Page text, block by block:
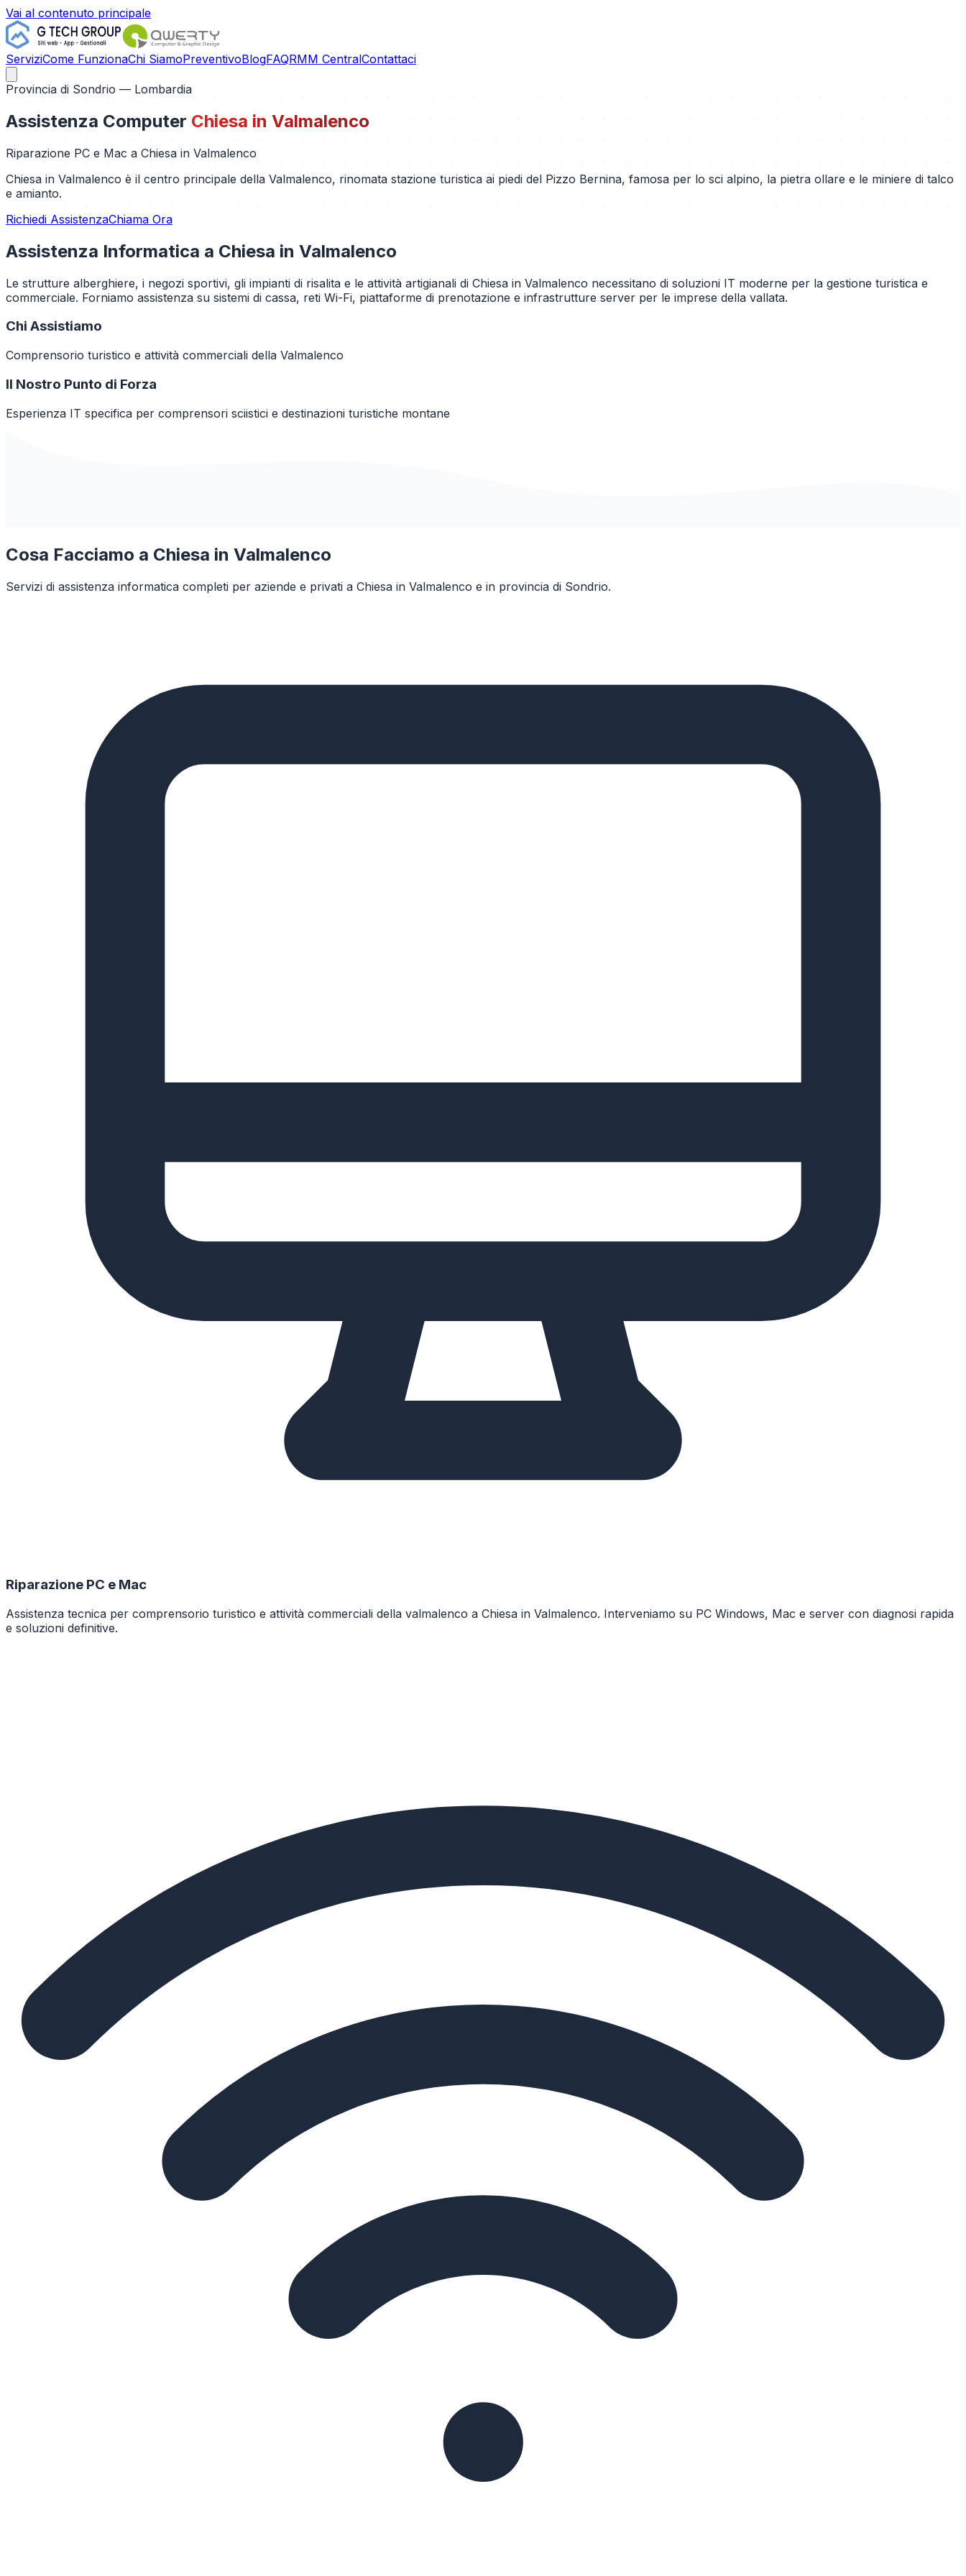
Vai al contenuto principale
ServiziCome FunzionaChi SiamoPreventivoBlogFAQRMM CentralContattaci
Provincia di Sondrio — Lombardia
Assistenza Computer Chiesa in Valmalenco
Riparazione PC e Mac a Chiesa in Valmalenco
Chiesa in Valmalenco è il centro principale della Valmalenco, rinomata stazione turistica ai piedi del Pizzo Bernina, famosa per lo sci alpino, la pietra ollare e le miniere di talco
e amianto.
Richiedi AssistenzaChiama Ora
Assistenza Informatica a Chiesa in Valmalenco
Le strutture alberghiere, i negozi sportivi, gli impianti di risalita e le attività artigianali di Chiesa in Valmalenco necessitano di soluzioni IT moderne per la gestione turistica e
commerciale. Forniamo assistenza su sistemi di cassa, reti Wi-Fi, piattaforme di prenotazione e infrastrutture server per le imprese della vallata.
Chi Assistiamo
Comprensorio turistico e attività commerciali della Valmalenco
Il Nostro Punto di Forza
Esperienza IT specifica per comprensori sciistici e destinazioni turistiche montane
Cosa Facciamo a Chiesa in Valmalenco
Servizi di assistenza informatica completi per aziende e privati a Chiesa in Valmalenco e in provincia di Sondrio.
Riparazione PC e Mac
Assistenza tecnica per comprensorio turistico e attività commerciali della valmalenco a Chiesa in Valmalenco. Interveniamo su PC Windows, Mac e server con diagnosi rapida
e soluzioni definitive.